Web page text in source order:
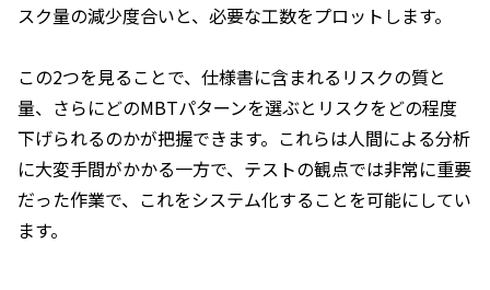
スク量の減少度合いと、必要な工数をプロットします。
この2つを見ることで、仕様書に含まれるリスクの質と
量、さらにどのMBTパターンを選ぶとリスクをどの程度
下げられるのかが把握できます。これらは人間による分析
に大変手間がかかる一方で、テストの観点では非常に重要
だった作業で、これをシステム化することを可能にしてい
ます。